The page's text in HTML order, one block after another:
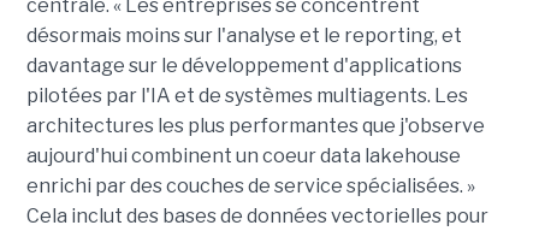
centrale. « Les entreprises se concentrent
désormais moins sur l'analyse et le reporting, et
davantage sur le développement d'applications
pilotées par l'IA et de systèmes multiagents. Les
architectures les plus performantes que j'observe
aujourd'hui combinent un coeur data lakehouse
enrichi par des couches de service spécialisées. »
Cela inclut des bases de données vectorielles pour